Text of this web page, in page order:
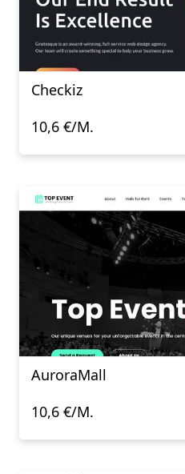
Checkiz
10,6 €/M.
AuroraMall
10,6 €/M.